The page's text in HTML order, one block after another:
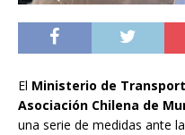
El Ministerio de
Asociación Chilena de
una serie de medidas ante